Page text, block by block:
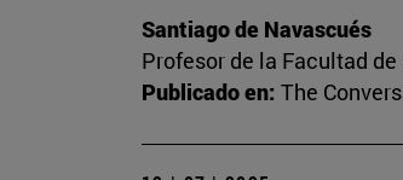
Santiago de Navascués
Profesor de la Facultad
Publicado en: The